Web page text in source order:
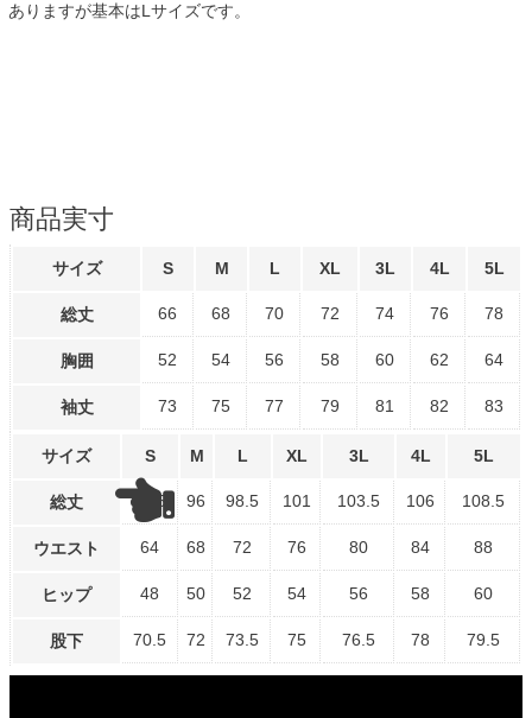
ありますが基本はLサイズです。
商品実寸
サイズ S M L XL 3L 4L 5L
総丈 66 68 70 72 74 76 78
胸囲 52 54 56 58 60 62 64
袖丈 73 75 77 79 81 82 83
サイズ S M L XL 3L 4L 5L
総丈 93.5 96 98.5 101 103.5 106 108.5
ウエスト 64 68 72 76 80 84 88
ヒップ 48 50 52 54 56 58 60
股下 70.5 72 73.5 75 76.5 78 79.5